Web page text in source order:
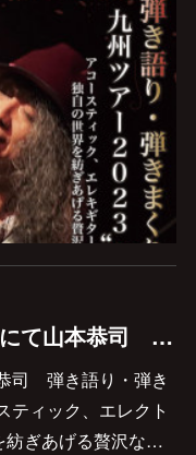
2023/4/22(土) 横浜シュールにて山本恭司 弾き語り・弾きまくりギター三昧開催します♪
司 弾き語り・弾き
ティック、エレクト
紡ぎあげる贅沢な…